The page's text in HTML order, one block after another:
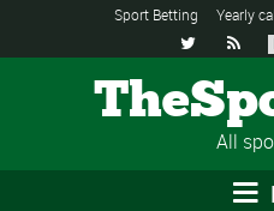
Sport Betting Yearly
 
All